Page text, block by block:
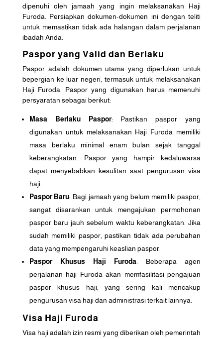
dipenuhi oleh jamaah yang ingin melaksanakan Haji
Furoda. Persiapkan dokumen-dokumen ini dengan teliti
untuk memastikan tidak ada halangan dalam perjalanan
ibadah Anda.
Paspor yang Valid dan Berlaku
Paspor adalah dokumen utama yang diperlukan untuk
bepergian ke luar negeri, termasuk untuk melaksanakan
Haji Furoda. Paspor yang digunakan harus memenuhi
persyaratan sebagai berikut:
Masa Berlaku Paspor: Pastikan paspor yang
digunakan untuk melaksanakan Haji Furoda memiliki
masa berlaku minimal enam bulan sejak tanggal
keberangkatan. Paspor yang hampir kedaluwarsa
dapat menyebabkan kesulitan saat pengurusan visa
haji.
Paspor Baru: Bagi jamaah yang belum memiliki paspor,
sangat disarankan untuk mengajukan permohonan
paspor baru jauh sebelum waktu keberangkatan. Jika
sudah memiliki paspor, pastikan tidak ada perubahan
data yang mempengaruhi keaslian paspor.
Paspor Khusus Haji Furoda: Beberapa agen
perjalanan haji Furoda akan memfasilitasi pengajuan
paspor khusus haji, yang sering kali mencakup
pengurusan visa haji dan administrasi terkait lainnya.
Visa Haji Furoda
Visa haji adalah izin resmi yang diberikan oleh pemerintah